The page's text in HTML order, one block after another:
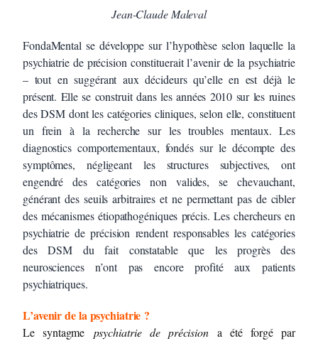
Jean-Claude Maleval
FondaMental se développe sur l’hypothèse selon laquelle la
psychiatrie de précision constituerait l’avenir de la psychiatrie
– tout en suggérant aux décideurs qu’elle en est déjà le
présent. Elle se construit dans les années 2010 sur les ruines
des DSM dont les catégories cliniques, selon elle, constituent
un frein à la recherche sur les troubles mentaux. Les
diagnostics comportementaux, fondés sur le décompte des
symptômes, négligeant les structures subjectives, ont
engendré des catégories non valides, se chevauchant,
générant des seuils arbitraires et ne permettant pas de cibler
des mécanismes étiopathogéniques précis. Les chercheurs en
psychiatrie de précision rendent responsables les catégories
des DSM du fait constatable que les progrès des
neurosciences n’ont pas encore profité aux patients
psychiatriques.
L’avenir de la psychiatrie ?
Le syntagme psychiatrie de précision a été forgé par